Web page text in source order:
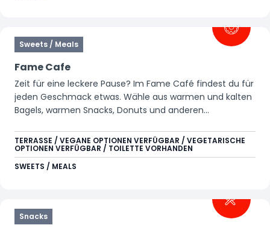
Sweets / Meals
Fame Cafe
Zeit für eine leckere Pause? Im Fame Café findest du für
jeden Geschmack etwas. Wähle aus warmen und kalten
Bagels, warmen Snacks, Donuts und anderen
Familie oder um gemeinsam etwas Leckeres mit einem
Heiß- oder Erfrischungsgetränk zu genießen.
TERRASSE / VEGANE OPTIONEN VERFÜGBAR / VEGETARISCHE
OPTIONEN VERFÜGBAR / TOILETTE VORHANDEN
SWEETS / MEALS
Snacks